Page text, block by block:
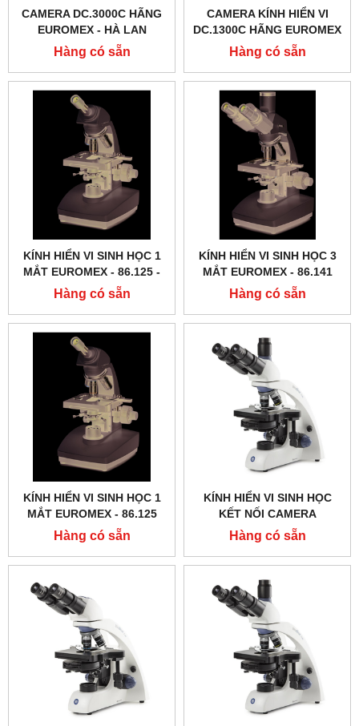
CAMERA DC.3000C HÃNG
EUROMEX - HÀ LAN
Hàng có sẵn
CAMERA KÍNH HIỂN VI
DC.1300C HÃNG EUROMEX
- HÀ LAN
Hàng có sẵn
KÍNH HIỂN VI SINH HỌC 1
MẮT EUROMEX - 86.125 ‑
LED
Hàng có sẵn
KÍNH HIỂN VI SINH HỌC 3
MẮT EUROMEX - 86.141
Hàng có sẵn
KÍNH HIỂN VI SINH HỌC 1
MẮT EUROMEX - 86.125
Hàng có sẵn
KÍNH HIỂN VI SINH HỌC
KẾT NỐI CAMERA
EUROMEX - BB.1153 ‑
PLPHI
Hàng có sẵn